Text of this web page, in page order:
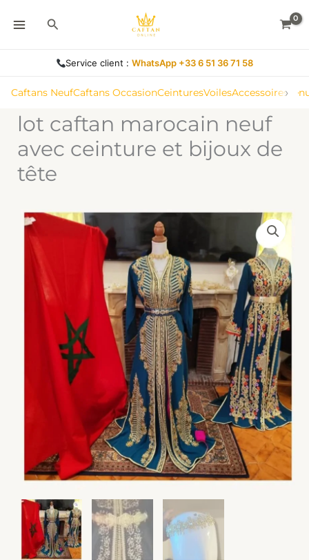
Rechercher
Service client : WhatsApp +33 6 51 36 71 58
Caftans NeufCaftans OccasionCeinturesVoilesAccessoires
›
lot caftan marocain neuf
avec ceinture et bijoux de
tête